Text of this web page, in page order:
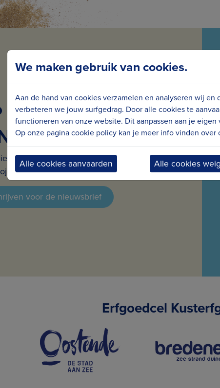
DE HOOGTE VAN
NIEUWS
en ontvang maandelijks nieuws en
in jouw mailbox.
voor de nieuwsbrief
Erfgoedcel
We maken gebruik van cookies.
Aan de hand van cookies verzamelen en analyseren wij
verbeteren we jouw surfgedrag. Door alle cookies te
functioneren van onze website. Dit aanpassen aan je
Op onze pagina cookie policy kan je meer info vinden over
Alle cookies aanvaarden Alle cookies